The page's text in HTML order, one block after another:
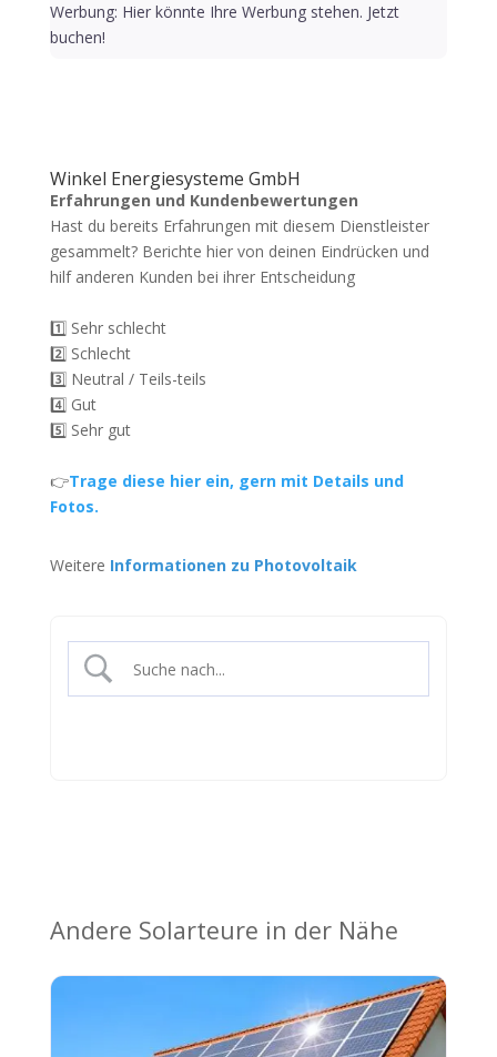
Werbung: Hier könnte Ihre Werbung stehen. Jetzt
buchen!
Winkel Energiesysteme GmbH
Erfahrungen und Kundenbewertungen
Hast du bereits Erfahrungen mit diesem Dienstleister
gesammelt? Berichte hier von deinen Eindrücken und
hilf anderen Kunden bei ihrer Entscheidung
1️⃣ Sehr schlecht
2️⃣ Schlecht
3️⃣ Neutral / Teils-teils
4️⃣ Gut
5️⃣ Sehr gut
👉Trage diese hier ein, gern mit Details und
Fotos.
Weitere Informationen zu Photovoltaik
Andere Solarteure in der Nähe